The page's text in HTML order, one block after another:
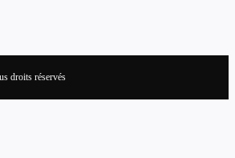
droits réservés